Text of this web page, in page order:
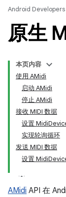
Android Developers
原生
本页内容
使用 AMidi
启动 AMidi
停止 AMidi
接收 MIDI 数据
设置
实现轮询循环
发送 MIDI 数据
设置
AMidi API 在